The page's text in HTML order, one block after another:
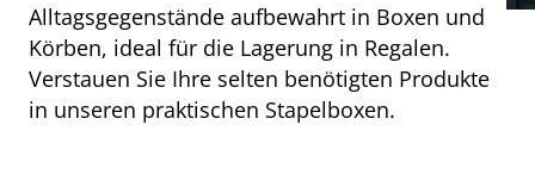
Alltagsgegenstände aufbewahrt in Boxen und
Körben, ideal für die Lagerung in Regalen.
Verstauen Sie Ihre selten benötigten Produkte
in unseren praktischen Stapelboxen.